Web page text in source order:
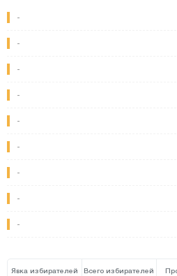
-
-
-
-
-
-
-
-
-
Явка избирателей Всего избирателей